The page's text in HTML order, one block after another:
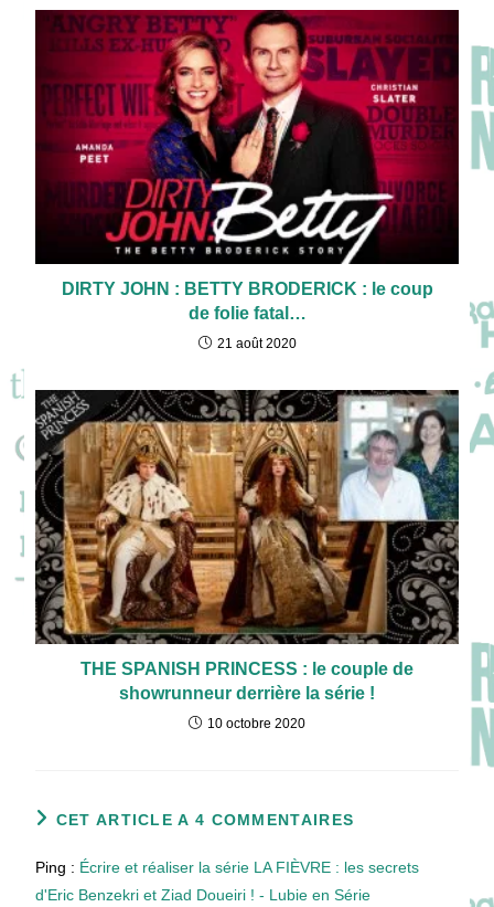
DIRTY JOHN : BETTY BRODERICK : le coup
de folie fatal…
21 août 2020
THE SPANISH PRINCESS : le couple de
showrunneur derrière la série !
10 octobre 2020
CET ARTICLE A 4 COMMENTAIRES
Ping : Écrire et réaliser la série LA FIÈVRE : les secrets
d'Eric Benzekri et Ziad Doueiri ! - Lubie en Série